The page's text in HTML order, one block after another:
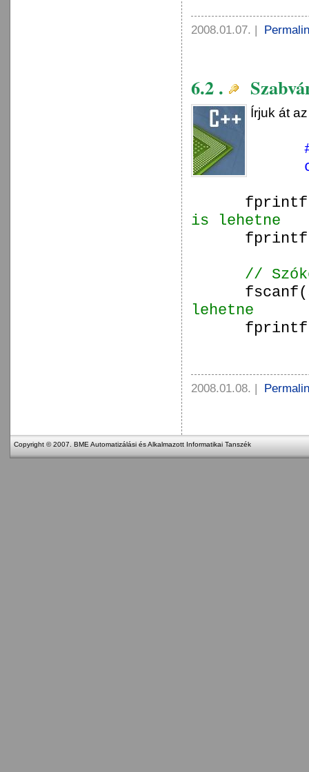
2008.01.07.
6.2 .
Írjuk át
is lehetne
//
lehetne
2008.01.08.
Copyright © 2007. BME Automatizálási és Alkalmazott Informatikai Tanszék